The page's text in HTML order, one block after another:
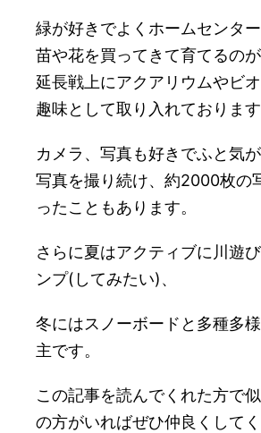
緑が好きでよくホームセンタ
苗や花を買ってきて育てるの
延長戦上にアクアリウムやビ
趣味として取り入れております
カメラ、写真も好きでふと気
写真を撮り続け、約2000枚の
ったこともあります。
さらに夏はアクティブに川遊
ンプ(してみたい)、
冬にはスノーボードと多種多
主です。
この記事を読んでくれた方で
の方がいればぜひ仲良くしてく